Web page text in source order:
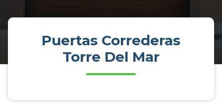
Puertas Correderas
Torre Del Mar